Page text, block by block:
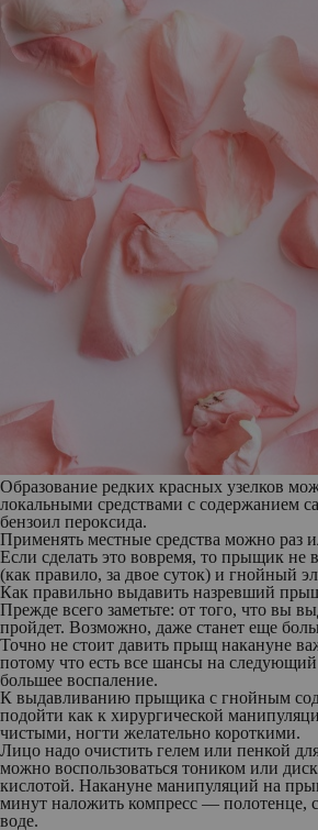
Образование редких красных узелков
локальными средствами с содержанием
бензоил пероксида.
Применять местные средства можно раз
Если сделать это вовремя, то прыщик не
(как правило, за двое суток) и гнойный
Как правильно выдавить назревший
Прежде всего заметьте: от того, что вы
пройдет. Возможно, даже станет еще
Точно не стоит давить прыщ накануне
потому что есть все шансы на
большее воспаление.
К выдавливанию прыщика с гнойным
подойти как к хирургической
чистыми, ногти желательно короткими.
Лицо надо очистить гелем или пенкой
можно воспользоваться тоником или
кислотой. Накануне манипуляций на
минут наложить компресс — полотенце,
воде.